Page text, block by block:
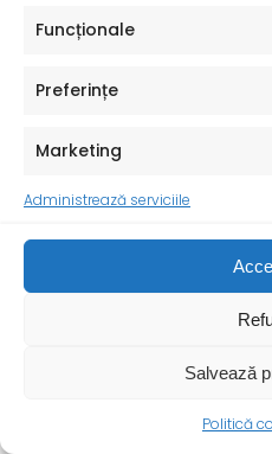
Funcționale
Preferințe
Marketing
Administrează serviciile
Salvează
Politică